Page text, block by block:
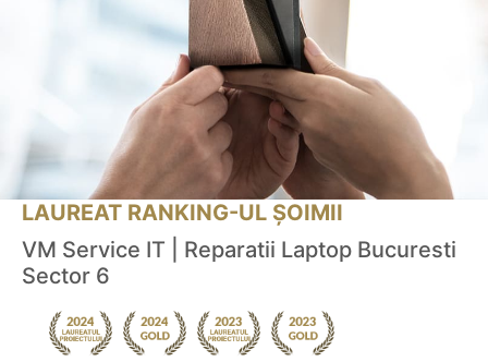
LAUREAT RANKING-UL ȘOIMII
VM Service IT | Reparatii Laptop Bucuresti
Sector 6